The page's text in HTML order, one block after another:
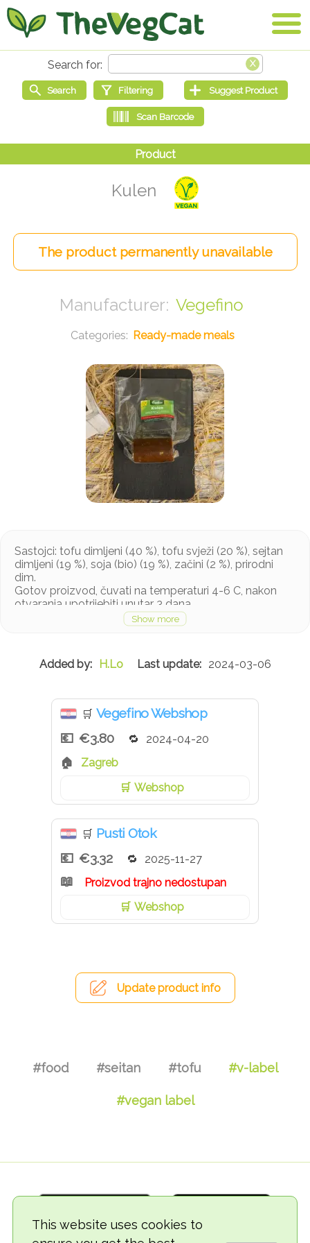
This website uses cookies to
Kulen
Vegefino
Ready-made meals
Sastojci: tofu dimljeni (40 %), tofu svježi (20 %), sejtan
dimljeni (19 %), soja (bio) (19 %), začini (2 %), prirodni
dim.
Gotov proizvod, čuvati na temperaturi 4-6 C, nakon
otvaranja upotrijebiti unutar 3 dana.
H.Lo 2024-03-06
🛒 Vegefino Webshop
€3.80
2024-04-20
Zagreb
Webshop
🛒 Pusti Otok
€3.32
2025-11-27
Proizvod trajno nedostupan
Webshop
Update product info
#food #seitan #tofu #v-label
#vegan label